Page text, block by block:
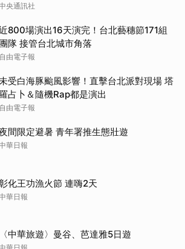
央通訊社
800場演出16天演完！台北藝穗節171組
隊 接管台北城市角落
自由電子報
受白海豚颱風影響！直擊台北派對現場 塔
占卜＆隨機Rap都是演出
自由電子報
間限定避暑 青年署推生態壯遊
華日報
化王功漁火節 連嗨2天
華日報
〈中華旅遊〉曼谷、芭達雅5日遊